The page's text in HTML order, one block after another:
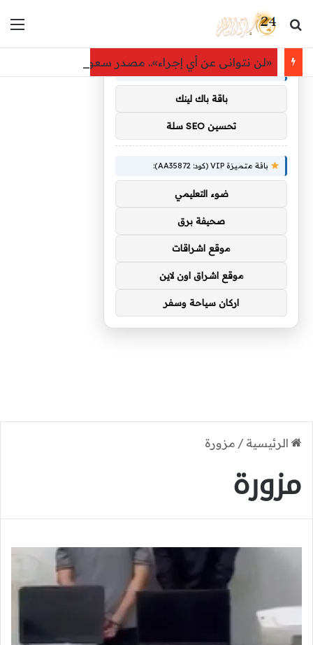
بحث عن
«لن نتوانى عن أي إجراء».. مصدر سعودي مسؤول:
الرئيسية / مزورة
مزورة
توصيات :
باقة متميزة VIP (كود: AA11138):
باقة باك لينك
تحسين SEO سلة
باقة متميزة VIP (كود: AA35872):
ضوء التعليمي
صحيفة برق
موقع اشراقات
موقع اشراق اون لاين
اركان سياحة وسفر